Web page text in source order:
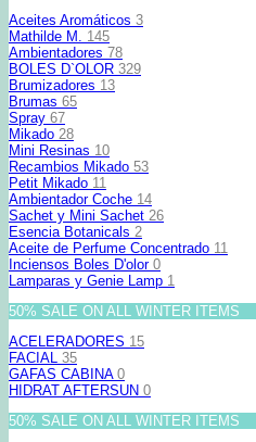
Aceites Aromáticos 3
Mathilde M. 145
Ambientadores 78
BOLES D`OLOR 329
Brumizadores 13
Brumas 65
Spray 67
Mikado 28
Mini Resinas 10
Recambios Mikado 53
Petit Mikado 11
Ambientador Coche 14
Sachet y Mini Sachet 26
Esencia Botanicals 2
Aceite de Perfume Concentrado 11
Inciensos Boles D'olor 0
Lamparas y Genie Lamp 1
50% SALE ON ALL WINTER ITEMS
ACELERADORES 15
FACIAL 35
GAFAS CABINA 0
HIDRAT AFTERSUN 0
50% SALE ON ALL WINTER ITEMS